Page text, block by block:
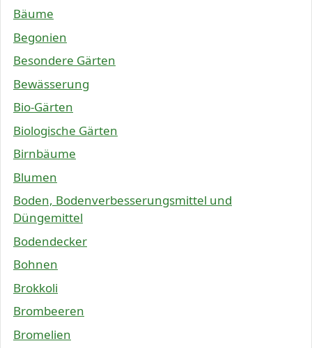
Bäume
Begonien
Besondere Gärten
Bewässerung
Bio-Gärten
Biologische Gärten
Birnbäume
Blumen
Boden, Bodenverbesserungsmittel und
Düngemittel
Bodendecker
Bohnen
Brokkoli
Brombeeren
Bromelien